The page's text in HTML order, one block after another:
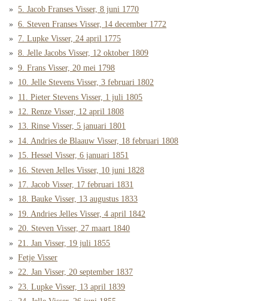
5. Jacob Franses Visser, 8 juni 1770
6. Steven Franses Visser, 14 december 1772
7. Lupke Visser, 24 april 1775
8. Jelle Jacobs Visser, 12 oktober 1809
9. Frans Visser, 20 mei 1798
10. Jelle Stevens Visser, 3 februari 1802
11. Pieter Stevens Visser, 1 juli 1805
12. Renze Visser, 12 april 1808
13. Rinse Visser, 5 januari 1801
14. Andries de Blaauw Visser, 18 februari 1808
15. Hessel Visser, 6 januari 1851
16. Steven Jelles Visser, 10 juni 1828
17. Jacob Visser, 17 februari 1831
18. Bauke Visser, 13 augustus 1833
19. Andries Jelles Visser, 4 april 1842
20. Steven Visser, 27 maart 1840
21. Jan Visser, 19 juli 1855
Fetje Visser
22. Jan Visser, 20 september 1837
23. Lupke Visser, 13 april 1839